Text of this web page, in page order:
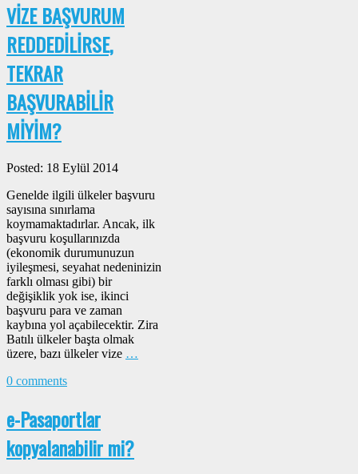
VİZE BAŞVURUM
REDDEDİLİRSE,
TEKRAR
BAŞVURABİLİR
MİYİM?
Posted: 18 Eylül 2014
Genelde ilgili ülkeler başvuru
sayısına sınırlama
koymamaktadırlar. Ancak, ilk
başvuru koşullarınızda
(ekonomik durumunuzun
iyileşmesi, seyahat nedeninizin
farklı olması gibi) bir
değişiklik yok ise, ikinci
başvuru para ve zaman
kaybına yol açabilecektir. Zira
Batılı ülkeler başta olmak
üzere, bazı ülkeler vize …
0 comments
e-Pasaportlar
kopyalanabilir mi?